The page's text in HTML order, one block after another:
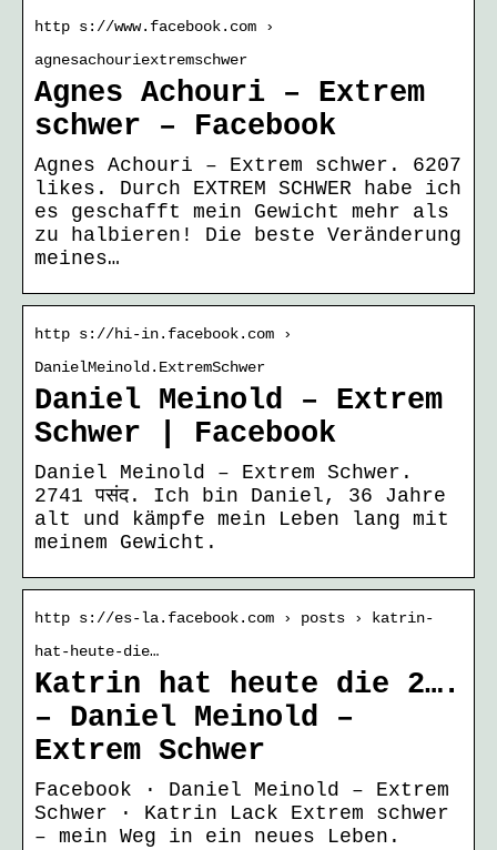
http s://www.facebook.com ›
agnesachouriextremschwer
Agnes Achouri – Extrem
schwer – Facebook
Agnes Achouri – Extrem schwer. 6207
likes. Durch EXTREM SCHWER habe ich
es geschafft mein Gewicht mehr als
zu halbieren! Die beste Veränderung
meines…
http s://hi-in.facebook.com ›
DanielMeinold.ExtremSchwer
Daniel Meinold – Extrem
Schwer | Facebook
Daniel Meinold – Extrem Schwer.
2741 पसंद. Ich bin Daniel, 36 Jahre
alt und kämpfe mein Leben lang mit
meinem Gewicht.
http s://es-la.facebook.com › posts › katrin-
hat-heute-die…
Katrin hat heute die 2….
– Daniel Meinold –
Extrem Schwer
Facebook · Daniel Meinold – Extrem
Schwer · Katrin Lack Extrem schwer
– mein Weg in ein neues Leben.